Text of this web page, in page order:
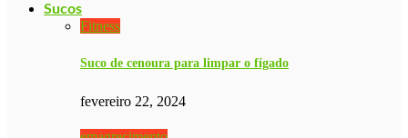
Sucos
Fitness
Suco de cenoura para limpar o fígado
fevereiro 22, 2024